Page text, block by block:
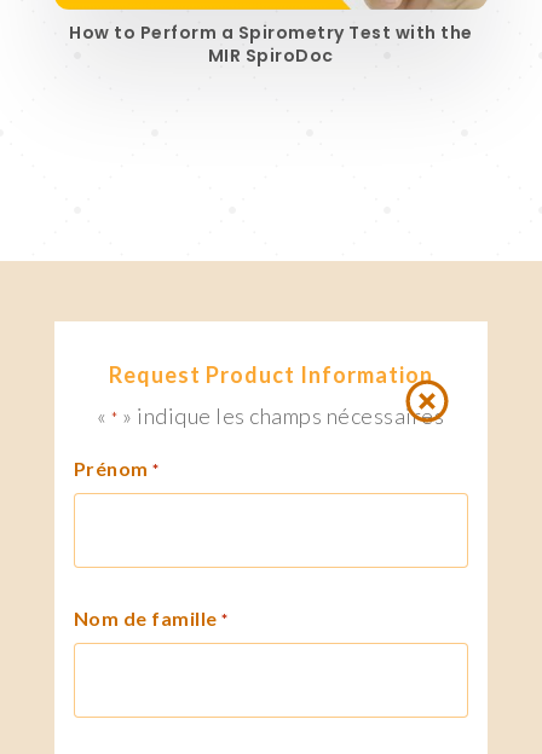
How to Perform a Spirometry Test with the
MIR SpiroDoc
Request Product Information
«* » indique les champs nécessaires
Prénom *
Nom de famille *